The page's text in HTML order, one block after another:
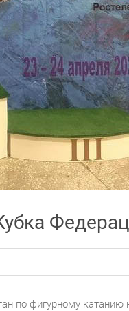
по фигурному катанию